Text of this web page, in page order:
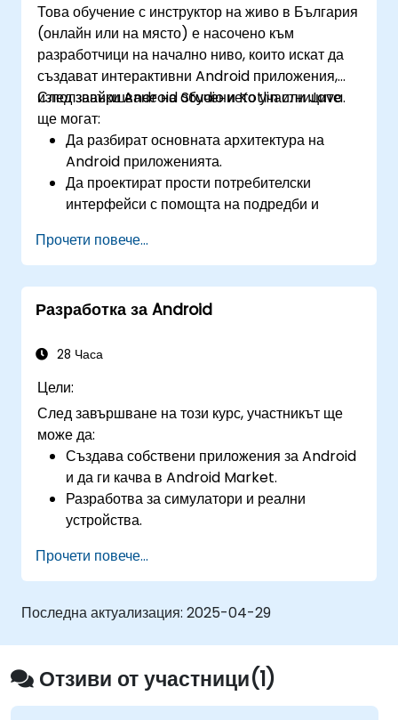
Това обучение с инструктор на живо в България
(онлайн или на място) е насочено към
разработчици на начално ниво, които искат да
създават интерактивни Android приложения,
използвайки Android Studio и Kotlin или Java.
След завършване на обучението участниците
ще могат:
Да разбират основната архитектура на
Android приложенията.
Да проектират прости потребителски
интерфейси с помощта на подредби и
Да обработват взаимодействието с
потребителя и да навигират между екрани.
Постепенно да изградят работещо мобилно
приложение в хода на курса.
Прочети повече...
Разработка за Android
28 Часа
Цели:
След завършване на този курс, участникът ще
може да:
Създава собствени приложения за Android
и да ги качва в Android Market.
Разработва за симулатори и реални
устройства.
Android.
Прочети повече...
Последна актуализация: 2025-04-29
Отзиви от участници(1)